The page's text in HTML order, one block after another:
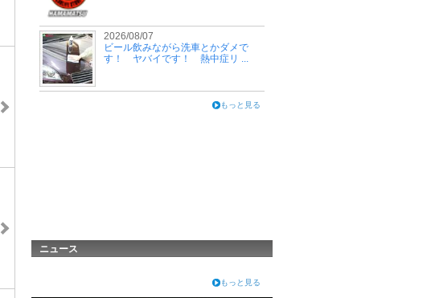
2026/08/07
ビール飲みながら洗車とかダメで
す！ ヤバイです！ 熱中症リ ...
もっと見る
ニュース
もっと見る